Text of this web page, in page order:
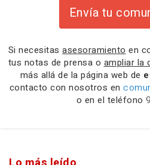
Envía tu
Si necesitas asesoramiento en
tus notas de prensa o ampliar la
más allá de la página web de
contacto con nosotros en
o en el teléfono